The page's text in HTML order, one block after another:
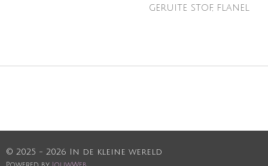
geruite stof, flanel
© 2025 - 2026 In de kleine wereld